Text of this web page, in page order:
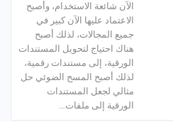
الآن شائعة الاستخدام، وأصبح
الاعتماد عليها الآن كبير في
جميع المجالات، لذلك أصبح
هناك احتياج لتحويل المستندات
الورقية، إلى مستندات رقمية،
لذلك أصبح المسح الضوئي حل
مثالي لجعل المستندات
الورقية إلى ملفات…